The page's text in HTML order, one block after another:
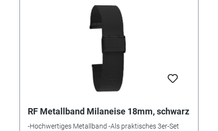
RF Metallband Milaneise 18mm, schwarz
-Hochwertiges Metallband -Als praktisches 3er-Set